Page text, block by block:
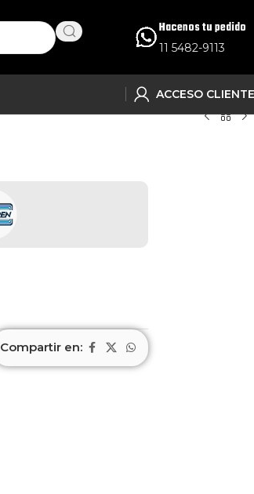
Hacenos tu pedido
11 5482-9113
ACCESO
Compartir en: